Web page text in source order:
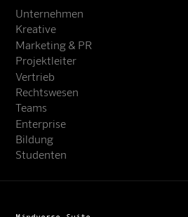
Unternehmen
Kreative
Marketing & PR
Projektleiter
Vertrieb
Rechtswesen
Teams
Enterprise
Bildung
Studenten